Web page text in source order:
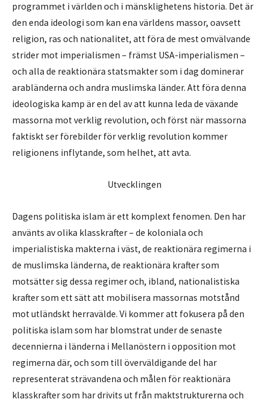
programmet i världen och i mänsklighetens historia. Det är
den enda ideologi som kan ena världens massor, oavsett
religion, ras och nationalitet, att föra de mest omvälvande
strider mot imperialismen – främst USA-imperialismen –
och alla de reaktionära statsmakter som i dag dominerar
arabländerna och andra muslimska länder. Att föra denna
ideologiska kamp är en del av att kunna leda de växande
massorna mot verklig revolution, och först när massorna
faktiskt ser förebilder för verklig revolution kommer
religionens inflytande, som helhet, att avta.
Utvecklingen
Dagens politiska islam är ett komplext fenomen. Den har
använts av olika klasskrafter – de koloniala och
imperialistiska makterna i väst, de reaktionära regimerna i
de muslimska länderna, de reaktionära krafter som
motsätter sig dessa regimer och, ibland, nationalistiska
krafter som ett sätt att mobilisera massornas motstånd
mot utländskt herravälde. Vi kommer att fokusera på den
politiska islam som har blomstrat under de senaste
decennierna i länderna i Mellanöstern i opposition mot
regimerna där, och som till överväldigande del har
representerat strävandena och målen för reaktionära
klasskrafter som har drivits ut från maktstrukturerna och